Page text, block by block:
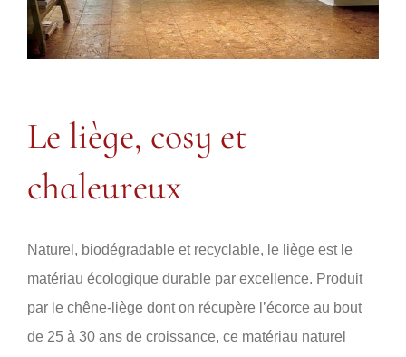
Le liège, cosy et
chaleureux
Naturel, biodégradable et recyclable, le liège est le
matériau écologique durable par excellence. Produit
par le chêne-liège dont on récupère l’écorce au bout
de 25 à 30 ans de croissance, ce matériau naturel